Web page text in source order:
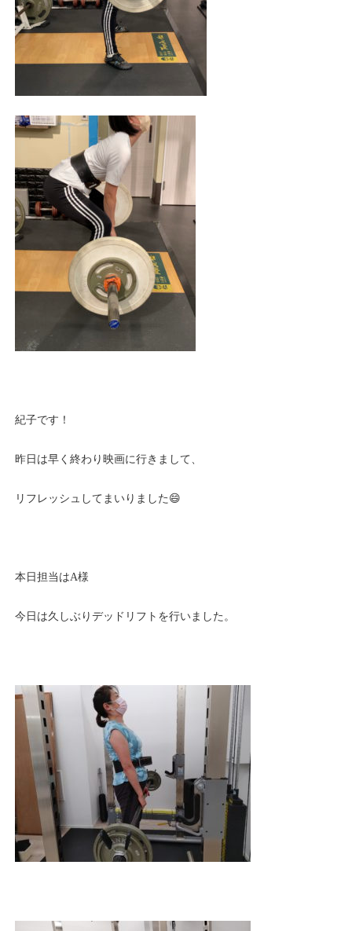
紀子です！
昨日は早く終わり映画に行きまして、
リフレッシュしてまいりました😄
本日担当はA様
今日は久しぶりデッドリフトを行いました。